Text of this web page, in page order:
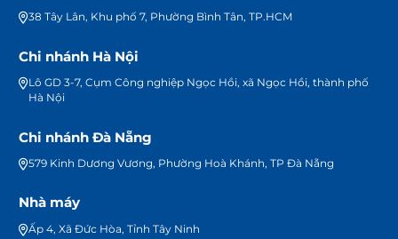
38 Tây Lân, Khu phố 7, Phường Bình Tân, TP.HCM
Chi nhánh Hà Nội
Lô GD 3-7, Cụm Công nghiệp Ngọc Hồi, xã Ngọc Hồi, thành phố
Hà Nội
Chi nhánh Đà Nẵng
579 Kinh Dương Vương, Phường Hoà Khánh, TP Đà Nẵng
Nhà máy
Ấp 4, Xã Đức Hòa, Tỉnh Tây Ninh